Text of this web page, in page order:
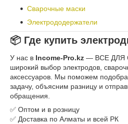
Сварочные маски
Электрододержатели
📦 Где купить
У нас в Income-Pro.kz — ВСЕ ДЛЯ
широкий выбор электродов,
аксессуаров. Мы поможем
задачу, объясним разницу и
обращения.
✅ Оптом и в розницу
✅ Доставка по Алматы и всей РК